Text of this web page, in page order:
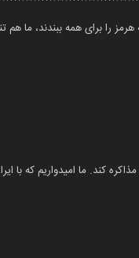
را برای همه ببندند، ما هم
کند. ما امیدواریم که با